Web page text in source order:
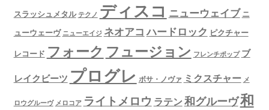
スラッシュメタル テクノ ディスコ ニューウェイブ ニ
ューウェーヴ ニューエイジ ネオアコ ハードロック ピクチャー
レコード フォーク フュージョン フレンチポップ ブ
レイクビーツ プログレ ボサ・ノヴァ ミクスチャー メ
ロウグルーヴ メロコア ライトメロウ ラテン 和グルーヴ和